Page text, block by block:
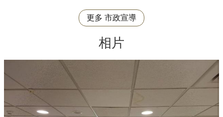
更多 市政宣導
相片